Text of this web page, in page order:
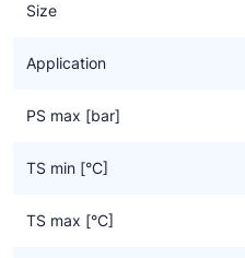
Size
Application
PS max [bar]
TS min [°C]
TS max [°C]